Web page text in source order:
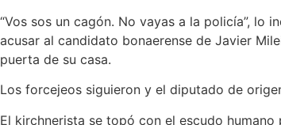
“Vos sos un cagón. No vayas a la policía”,
acusar al candidato bonaerense de Javier
puerta de su casa.
Los forcejeos siguieron y el diputado de
El kirchnerista se topó con el escudo